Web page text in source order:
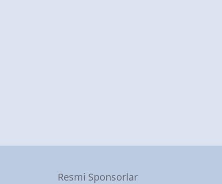
Resmi Sponsorlar